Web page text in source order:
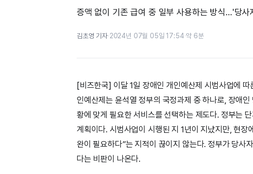
증액 없이 기존 급여 중 일부 사용하는 방식…'당
김초영 기자·2024년 07월 05일 17:54·약 6분
[비즈한국] 이달 1일 장애인 개인예산제 시범사업에
인예산제는 윤석열 정부의 국정과제 중 하나로, 장애
황에 맞게 필요한 서비스를 선택하는 제도다. 정부는
계획이다. 시범사업이 시행된 지 1년이 지났지만, 현
완이 필요하다”는 지적이 끊이지 않는다. 정부가 당사
다는 비판이 나온다.